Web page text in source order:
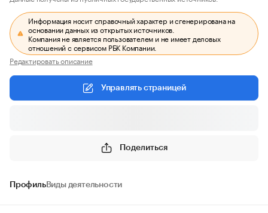
Информация носит справочный характер и сгенерирована на
основании данных из открытых источников.
Компания не является пользователем и не имеет деловых
отношений с сервисом РБК Компании.
Редактировать описание
Управлять страницей
Поделиться
ПрофильВиды деятельности